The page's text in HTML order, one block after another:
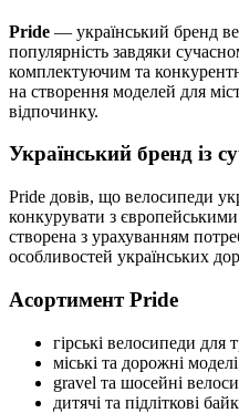
Pride — український бренд
популярність завдяки
комплектуючим та
на створення моделей для
відпочинку.
Український бренд із
Pride довів, що велосипеди
конкурувати з
створена з урахуванням
особливостей українських
Асортимент Pride
гірські велосипеди для
міські та дорожні
gravel та шосейні
дитячі та підліткові